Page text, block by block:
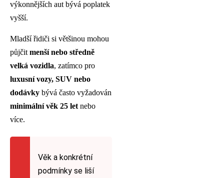
výkonnějších aut bývá poplatek
vyšší.
Mladší řidiči si většinou mohou
půjčit menší nebo středně
velká vozidla, zatímco pro
luxusní vozy, SUV nebo
dodávky bývá často vyžadován
minimální věk 25 let nebo
více.
Věk a konkrétní
podmínky se liší